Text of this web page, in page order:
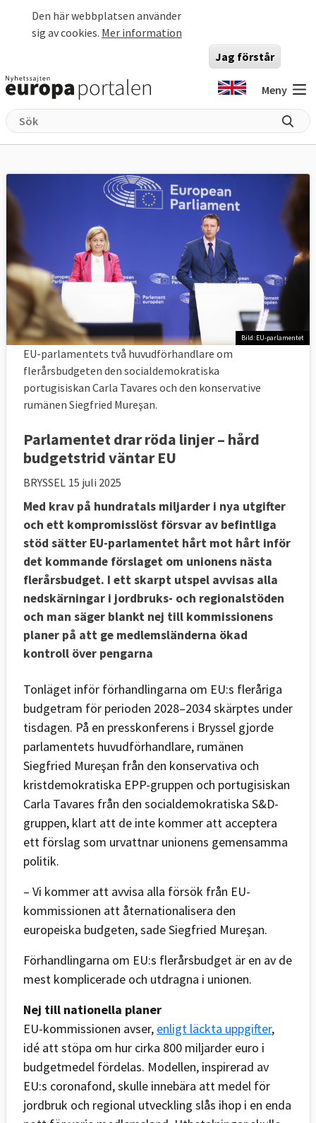
Den här webbplatsen använder
sig av cookies. Mer information
Jag förstår
Meny
Bild: EU-parlamentet
EU-parlamentets två huvudförhandlare om
flerårsbudgeten den socialdemokratiska
portugisiskan Carla Tavares och den konservative
rumänen Siegfried Mureşan.
Parlamentet drar röda linjer – hård
budgetstrid väntar EU
BRYSSEL 15 juli 2025
Med krav på hundratals miljarder i nya utgifter
och ett kompromisslöst försvar av befintliga
stöd sätter EU-parlamentet hårt mot hårt inför
det kommande förslaget om unionens nästa
flerårsbudget. I ett skarpt utspel avvisas alla
nedskärningar i jordbruks- och regionalstöden
och man säger blankt nej till kommissionens
planer på att ge medlemsländerna ökad
kontroll över pengarna
Tonläget inför förhandlingarna om EU:s fleråriga
budgetram för perioden 2028–2034 skärptes under
tisdagen. På en presskonferens i Bryssel gjorde
parlamentets huvudförhandlare, rumänen
Siegfried Mureşan från den konservativa och
kristdemokratiska EPP-gruppen och portugisiskan
Carla Tavares från den socialdemokratiska S&D-
gruppen, klart att de inte kommer att acceptera
ett förslag som urvattnar unionens gemensamma
politik.
– Vi kommer att avvisa alla försök från EU-
kommissionen att åternationalisera den
europeiska budgeten, sade Siegfried Mureşan.
Förhandlingarna om EU:s flerårsbudget är en av de
mest komplicerade och utdragna i unionen.
Nej till nationella planer
EU-kommissionen avser, enligt läckta uppgifter,
idé att stöpa om hur cirka 800 miljarder euro i
budgetmedel fördelas. Modellen, inspirerad av
EU:s coronafond, skulle innebära att medel för
jordbruk och regional utveckling slås ihop i en enda